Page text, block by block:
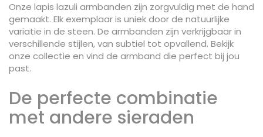
Onze lapis lazuli armbanden zijn zorgvuldig met de hand
gemaakt. Elk exemplaar is uniek door de natuurlijke
variatie in de steen. De armbanden zijn verkrijgbaar in
verschillende stijlen, van subtiel tot opvallend. Bekijk
onze collectie en vind de armband die perfect bij jou
past.
De perfecte combinatie
met andere sieraden